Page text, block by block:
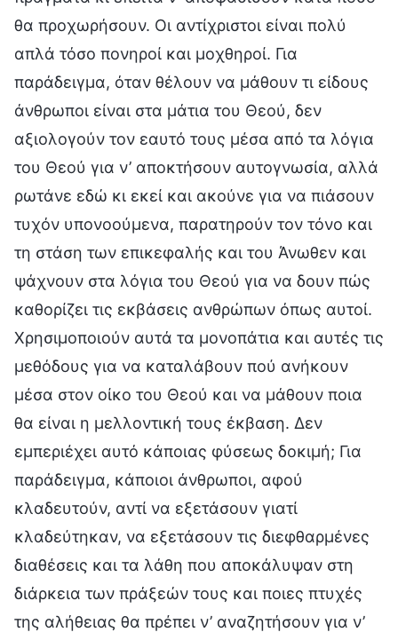
θα προχωρήσουν. Οι αντίχριστοι είναι πολύ
απλά τόσο πονηροί και μοχθηροί. Για
παράδειγμα, όταν θέλουν να μάθουν τι είδους
άνθρωποι είναι στα μάτια του Θεού, δεν
αξιολογούν τον εαυτό τους μέσα από τα λόγια
του Θεού για ν’ αποκτήσουν αυτογνωσία, αλλά
ρωτάνε εδώ κι εκεί και ακούνε για να πιάσουν
τυχόν υπονοούμενα, παρατηρούν τον τόνο και
τη στάση των επικεφαλής και του Άνωθεν και
ψάχνουν στα λόγια του Θεού για να δουν πώς
καθορίζει τις εκβάσεις ανθρώπων όπως αυτοί.
Χρησιμοποιούν αυτά τα μονοπάτια και αυτές τις
μεθόδους για να καταλάβουν πού ανήκουν
μέσα στον οίκο του Θεού και να μάθουν ποια
θα είναι η μελλοντική τους έκβαση. Δεν
εμπεριέχει αυτό κάποιας φύσεως δοκιμή; Για
παράδειγμα, κάποιοι άνθρωποι, αφού
κλαδευτούν, αντί να εξετάσουν γιατί
κλαδεύτηκαν, να εξετάσουν τις διεφθαρμένες
διαθέσεις και τα λάθη που αποκάλυψαν στη
διάρκεια των πράξεών τους και ποιες πτυχές
της αλήθειας θα πρέπει ν’ αναζητήσουν για ν’